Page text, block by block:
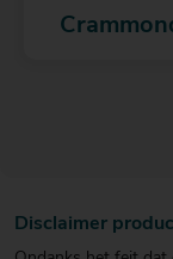
Disclaimer